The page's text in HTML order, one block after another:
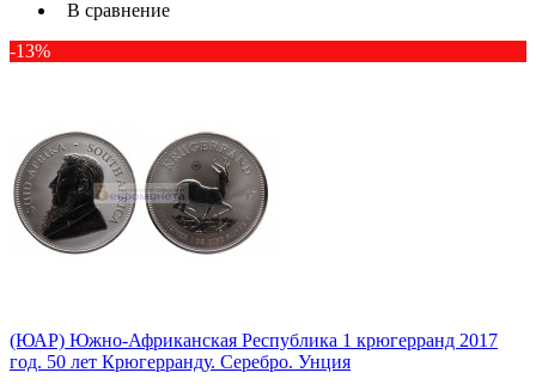
В сравнение
-13%
(ЮАР) Южно-Африканская Республика 1 крюгерранд 2017
год. 50 лет Крюгерранду. Серебро. Унция